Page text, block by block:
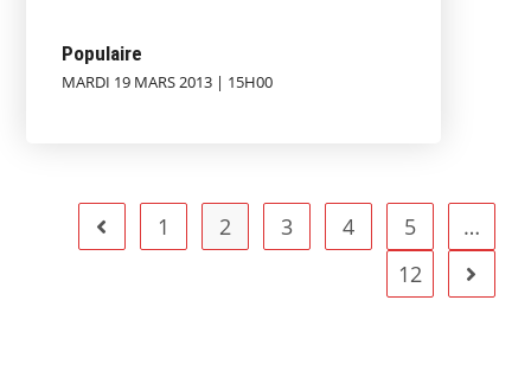
Populaire
MARDI 19 MARS 2013 | 15H00
1 2 3 4 5
…
12